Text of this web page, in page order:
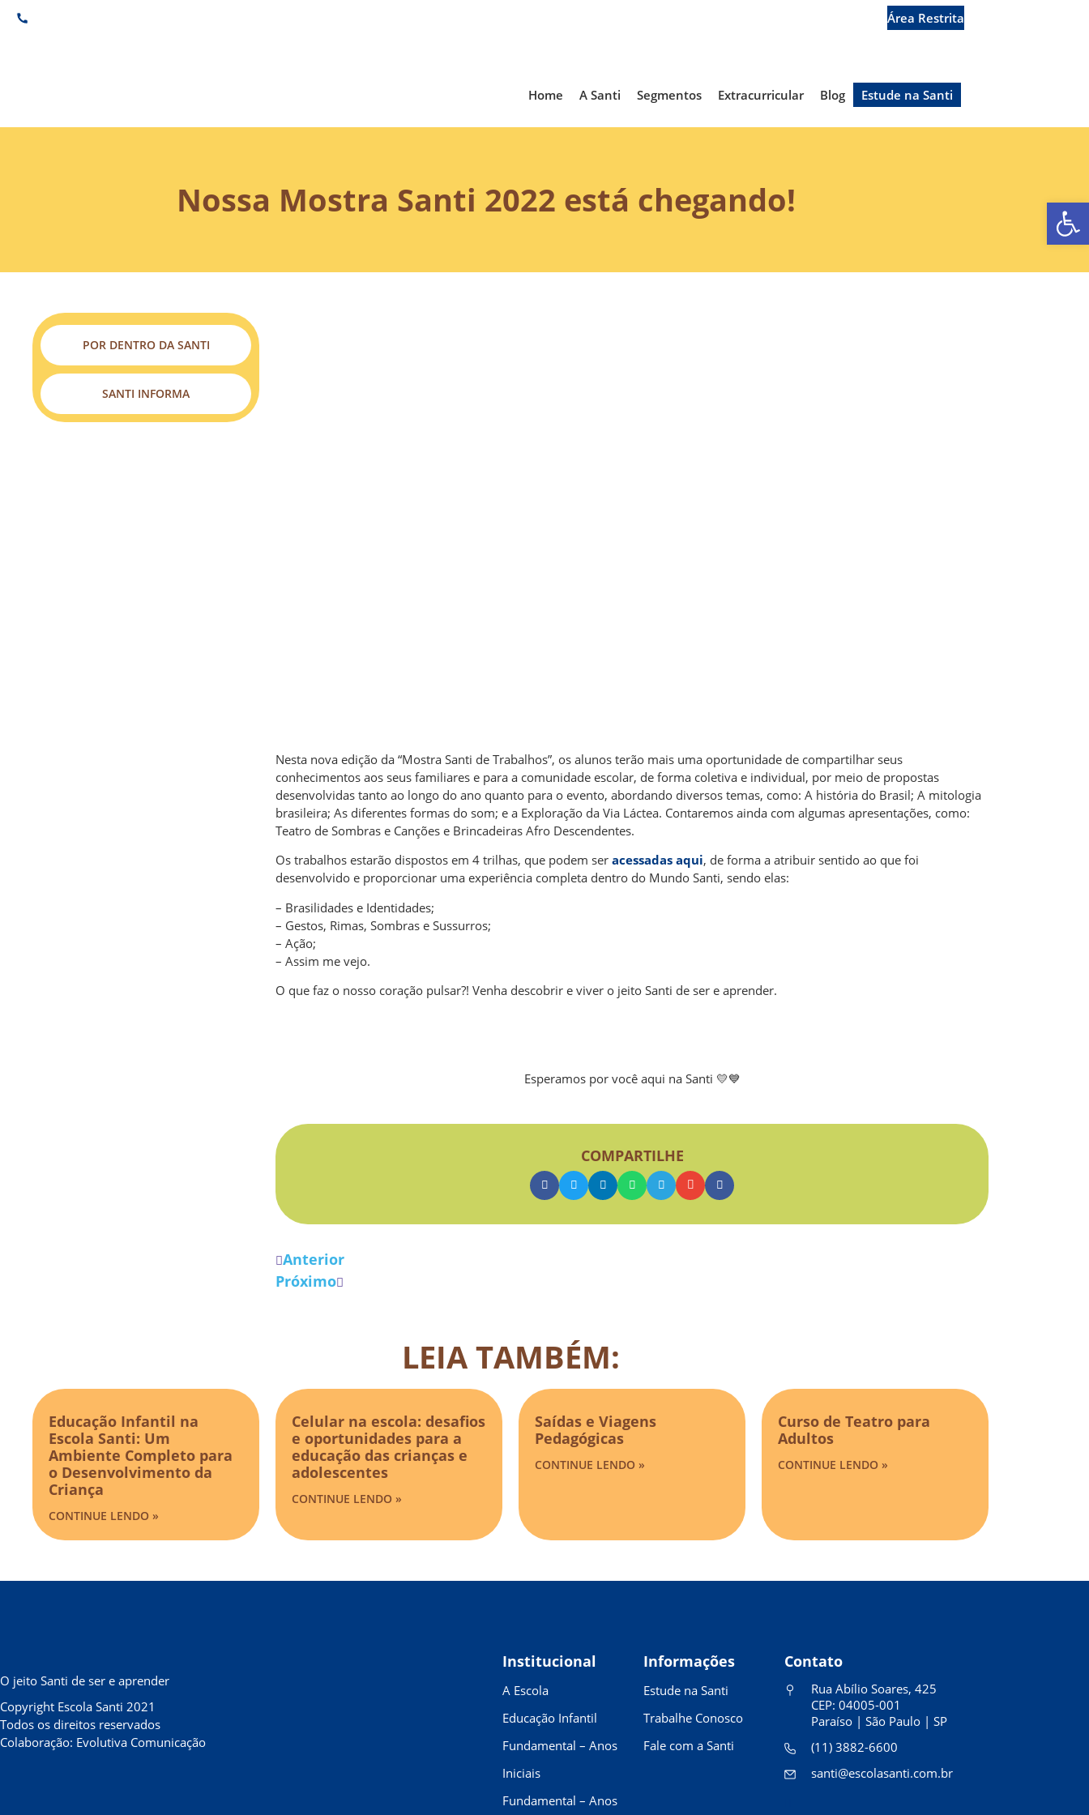
Área Restrita
Home A Santi Segmentos Extracurricular Blog Estude na Santi
Nossa Mostra Santi 2022 está chegando!
POR DENTRO DA SANTI
SANTI INFORMA
Nesta nova edição da “Mostra Santi de Trabalhos”, os alunos terão mais uma oportunidade de compartilhar seus
conhecimentos aos seus familiares e para a comunidade escolar, de forma coletiva e individual, por meio de propostas
desenvolvidas tanto ao longo do ano quanto para o evento, abordando diversos temas, como: A história do Brasil; A mitologia
brasileira; As diferentes formas do som; e a Exploração da Via Láctea. Contaremos ainda com algumas apresentações, como:
Teatro de Sombras e Canções e Brincadeiras Afro Descendentes.
Os trabalhos estarão dispostos em 4 trilhas, que podem ser acessadas aqui, de forma a atribuir sentido ao que foi
desenvolvido e proporcionar uma experiência completa dentro do Mundo Santi, sendo elas:
– Brasilidades e Identidades;
– Gestos, Rimas, Sombras e Sussurros;
– Ação;
– Assim me vejo.
O que faz o nosso coração pulsar?! Venha descobrir e viver o jeito Santi de ser e aprender.
Esperamos por você aqui na Santi 💛💙
COMPARTILHE
Anterior
Próximo
LEIA TAMBÉM:
Educação Infantil na
Escola Santi: Um
Ambiente Completo para
o Desenvolvimento da
Criança
CONTINUE LENDO »
Celular na escola: desafios
e oportunidades para a
educação das crianças e
adolescentes
CONTINUE LENDO »
Saídas e Viagens
Pedagógicas​
CONTINUE LENDO »
Curso de Teatro para
Adultos
CONTINUE LENDO »
O jeito Santi de ser e aprender
Copyright Escola Santi 2021
Todos os direitos reservados
Colaboração: Evolutiva Comunicação
Institucional
A Escola
Educação Infantil
Fundamental – Anos
Iniciais
Fundamental – Anos
Informações
Estude na Santi
Trabalhe Conosco
Fale com a Santi
Contato
Rua Abílio Soares, 425
CEP: 04005-001
Paraíso | São Paulo | SP
(11) 3882-6600
santi@escolasanti.com.br